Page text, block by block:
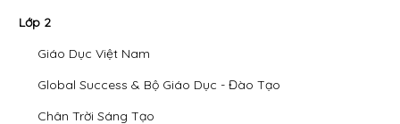
Lớp 2
Giáo Dục Việt Nam
Global Success & Bộ Giáo Dục - Đào Tạo
Chân Trời Sáng Tạo